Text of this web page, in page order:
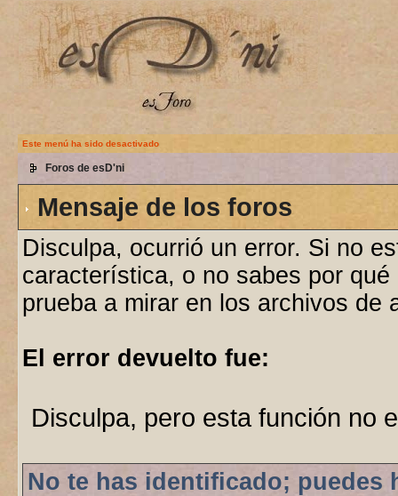
Este menú ha sido desactivado
Foros de esD'ni
Mensaje de los foros
Disculpa, ocurrió un error. Si no
característica, o no sabes por
prueba a mirar en los archivos de
El error devuelto fue:
Disculpa, pero esta función no
No te has identificado; puedes